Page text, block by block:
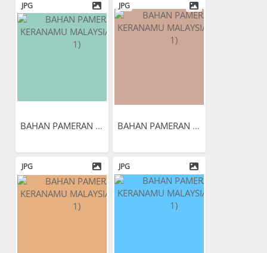
JPG
BAHAN PAMERAN KERANAMU...
JPG
BAHAN PAMERAN KERANAMU...
JPG JPG